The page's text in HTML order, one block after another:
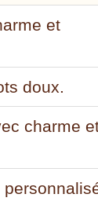
et
doux.
charme